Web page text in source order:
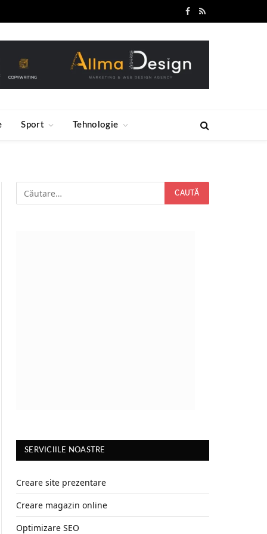
Facebook
RSS
Sport Tehnologie
SERVICIILE NOASTRE
Creare site prezentare
Creare magazin online
Optimizare SEO